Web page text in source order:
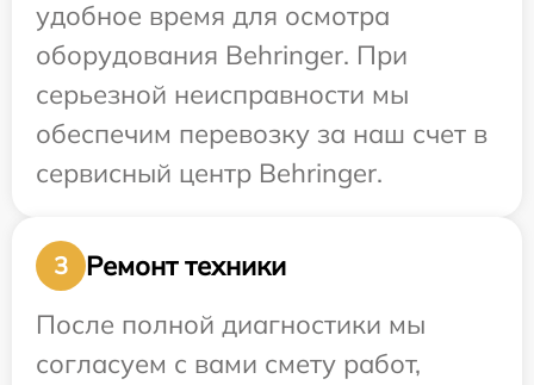
удобное время для осмотра
оборудования Behringer. При
серьезной неисправности мы
обеспечим перевозку за наш счет в
сервисный центр Behringer.
3
Ремонт техники
После полной диагностики мы
согласуем с вами смету работ,